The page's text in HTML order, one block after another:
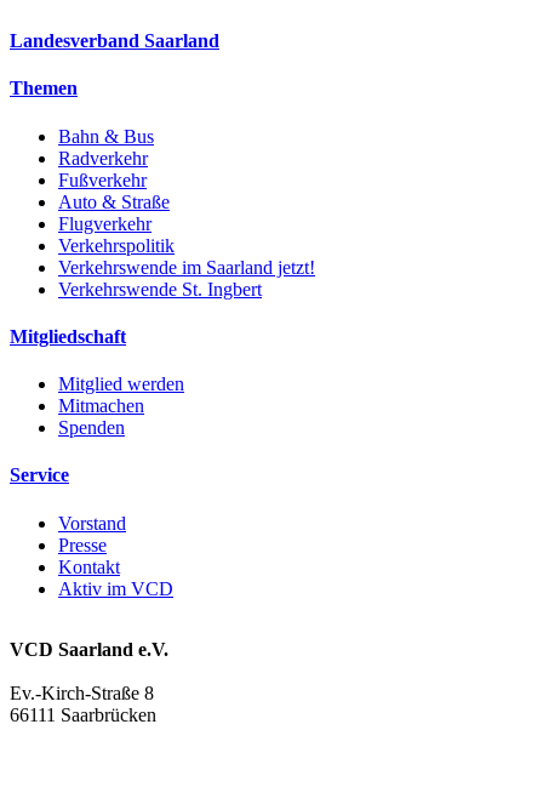
Landesverband Saarland
Themen
Bahn & Bus
Radverkehr
Fußverkehr
Auto & Straße
Flugverkehr
Verkehrspolitik
Verkehrswende im Saarland jetzt!
Verkehrswende St. Ingbert
Mitgliedschaft
Mitglied werden
Mitmachen
Spenden
Service
Vorstand
Presse
Kontakt
Aktiv im VCD
VCD Saarland e.V.
Ev.-Kirch-Straße 8
66111 Saarbrücken